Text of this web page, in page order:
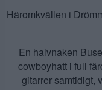
Häromkvällen i
En halvnaken
cowboyhatt i full
gitarrer samtidigt,